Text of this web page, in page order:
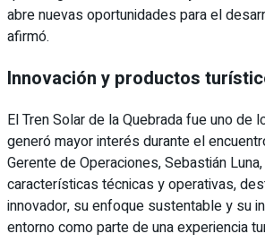
abre nuevas oportunidades para el
afirmó.
Innovación y productos
El Tren Solar de la Quebrada fue uno de
generó mayor interés durante el
Gerente de Operaciones, Sebastián
características técnicas y operativas,
innovador, su enfoque sustentable y su
entorno como parte de una experiencia